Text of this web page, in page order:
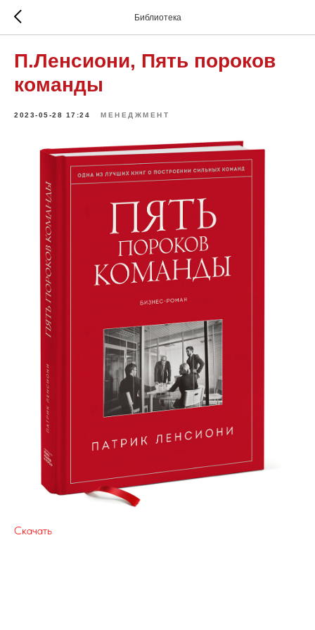
Библиотека
П.Ленсиони, Пять пороков
команды
2023-05-28 17:24 МЕНЕДЖМЕНТ
Скачать